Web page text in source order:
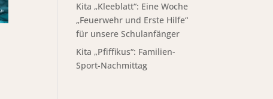
Kita „Kleeblatt“: Eine Woche
„Feuerwehr und Erste Hilfe“
für unsere Schulanfänger
Kita „Pfiffikus“: Familien-
Sport-Nachmittag